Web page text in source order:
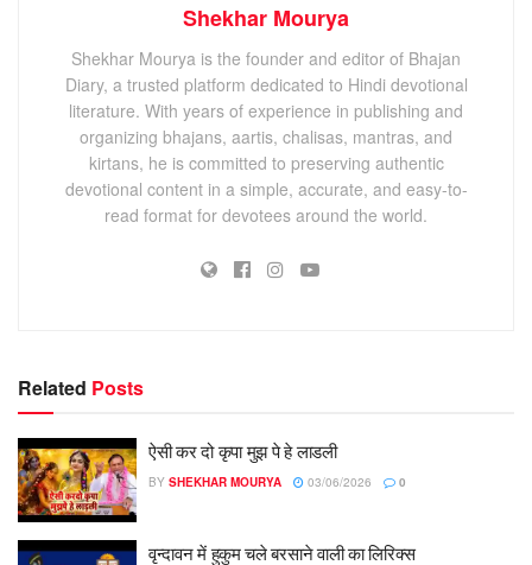
Shekhar Mourya
Shekhar Mourya is the founder and editor of Bhajan
Diary, a trusted platform dedicated to Hindi devotional
literature. With years of experience in publishing and
organizing bhajans, aartis, chalisas, mantras, and
kirtans, he is committed to preserving authentic
devotional content in a simple, accurate, and easy-to-
read format for devotees around the world.
Related Posts
ऐसी कर दो कृपा मुझ पे हे लाडली
BY SHEKHAR MOURYA 03/06/2026 0
​वृन्दावन में हुकुम चले बरसाने वाली का लिरिक्स